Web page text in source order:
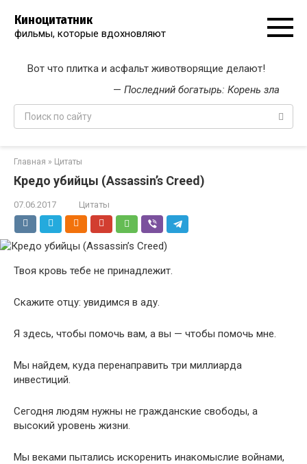
контенту
Киноцитатник
фильмы, которые вдохновляют
Вот что плитка и асфальт животворящие делают!
— Последний богатырь: Корень зла
Поиск:
Главная » Цитаты
Кредо убийцы (Assassin’s Creed)
07.06.2017 Цитаты
Твоя кровь тебе не принадлежит.
Скажите отцу: увидимся в аду.
Я здесь, чтобы помочь вам, а вы — чтобы помочь мне.
Мы найдем, куда перенаправить три миллиарда
инвестиций.
Сегодня людям нужны не гражданские свободы, а
высокий уровень жизни.
Мы веками пытались искоренить инакомыслие войнами,